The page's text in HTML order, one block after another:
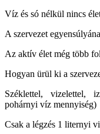
Víz és só nélkül nincs
A szervezet
Az aktív élet még több
Hogyan ürül ki a
Széklettel, vizelettel,
pohárnyi víz mennyiség)
Csak a légzés 1 liternyi